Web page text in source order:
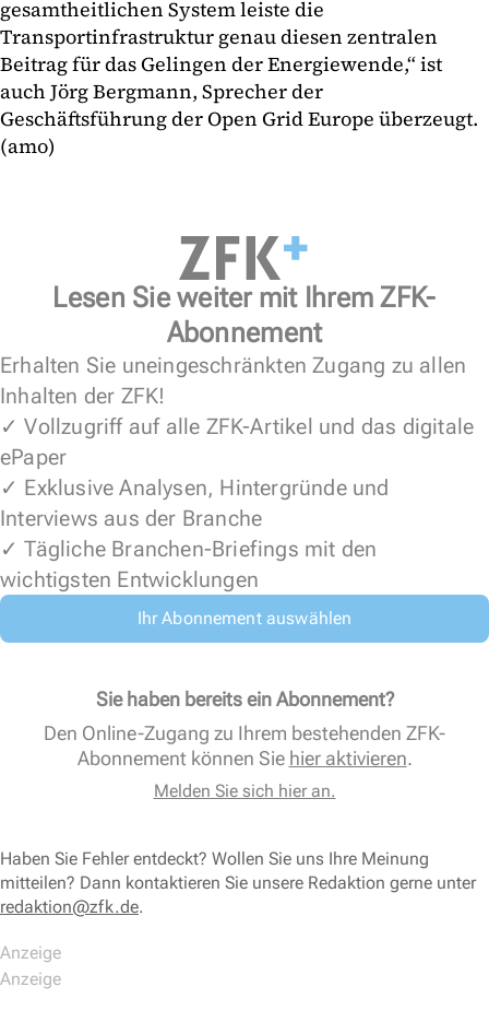
gesamtheitlichen System leiste die
Transportinfrastruktur genau diesen zentralen
Beitrag für das Gelingen der Energiewende,“ ist
auch Jörg Bergmann, Sprecher der
Geschäftsführung der Open Grid Europe überzeugt.
(amo)
Lesen Sie weiter mit Ihrem ZFK-
Abonnement
Erhalten Sie uneingeschränkten Zugang zu allen
Inhalten der ZFK!
✓ Vollzugriff auf alle ZFK-Artikel und das digitale
ePaper
✓ Exklusive Analysen, Hintergründe und
Interviews aus der Branche
✓ Tägliche Branchen-Briefings mit den
wichtigsten Entwicklungen
Ihr Abonnement auswählen
Sie haben bereits ein Abonnement?
Den Online-Zugang zu Ihrem bestehenden ZFK-
Abonnement können Sie hier aktivieren.
Melden Sie sich hier an.
Haben Sie Fehler entdeckt? Wollen Sie uns Ihre Meinung
mitteilen? Dann kontaktieren Sie unsere Redaktion gerne unter
redaktion@zfk.de.